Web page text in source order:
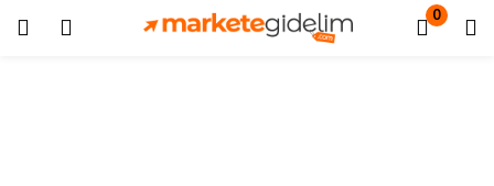
0
Giriş Kayıt ol